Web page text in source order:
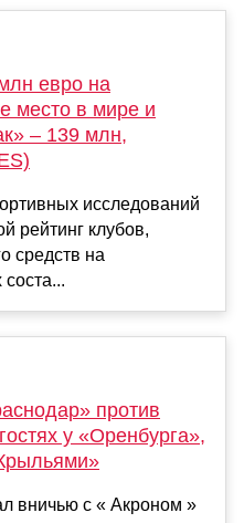
евро на
место в мире и
– 139 млн,
исследований
рейтинг клубов,
средств на
против
у «Оренбурга»,
вничью с « Акроном »